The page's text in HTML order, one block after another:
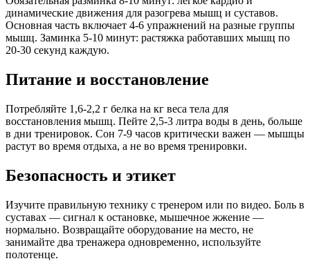
динамические движения для разогрева мышц и суставов.
Основная часть включает 4-6 упражнений на разные группы
мышц. Заминка 5-10 минут: растяжка работавших мышц по
20-30 секунд каждую.
Питание и восстановление
Потребляйте 1,6-2,2 г белка на кг веса тела для
восстановления мышц. Пейте 2,5-3 литра воды в день, больше
в дни тренировок. Сон 7-9 часов критически важен — мышцы
растут во время отдыха, а не во время тренировки.
Безопасность и этикет
Изучите правильную технику с тренером или по видео. Боль в
суставах — сигнал к остановке, мышечное жжение —
нормально. Возвращайте оборудование на место, не
занимайте два тренажера одновременно, используйте
полотенце.